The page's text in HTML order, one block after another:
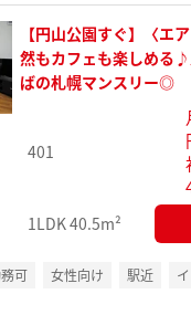
【円山公園すぐ】〈エ
然もカフェも楽しめる
ばの札幌マンスリー◎
401
1LDK40.5m²
可 女性向け 駅近